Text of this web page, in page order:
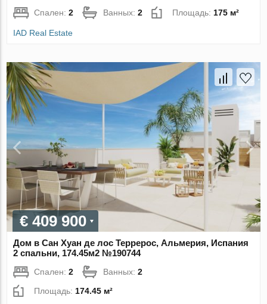
Спален:2 Ванных:2 Площадь:175 м²
IAD Real Estate
€ 409 900
Дом в Сан Хуан де лос Террерос, Альмерия, Испания
2 спальни, 174.45м2 №190744
Спален:2 Ванных:2
Площадь: 174.45 м²